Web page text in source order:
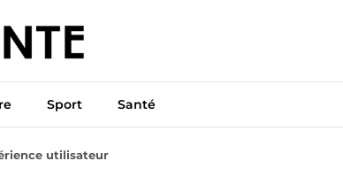
Tech & IA
Sport Santé
utilisateur